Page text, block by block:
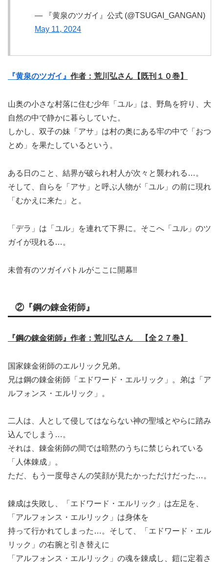
— 『黄泉のツガイ』公式 (@TSUGAI_GANGAN)
May 11, 2024
『黄泉のツガイ』 作者：荒川弘さん【既刊１０巻】
山奥の小さな村落に住む少年「ユル」は、野鳥を狩り、大
自然の中で静かに暮らしていた。
しかし、双子の妹「アサ」は村の奥にある牢の中で「おつ
とめ」を果たしているという。
ある日のこと、結界が破られ村人が次々と襲われる…。
そして、自らを「アサ」と呼ぶ人物が「ユル」の前に現れ
「むかえに来た」と。
「デラ」は「ユル」を連れて下界に。そこへ「ユル」のツ
ガイが現れる…。
未曾有のツガイバトルがここに開幕!!
②『鋼の錬金術師』
『鋼の錬金術師』作者：荒川弘さん 【全２７巻】
国家錬金術師のエルリック兄弟。
兄は鋼の錬金術師「エドワード・エルリック」。弟は「ア
ルフォンス・エルリック」。
二人は、人として侵してはならない神の聖域とやらに踏み
込んでしまう…。
それは、錬金術師の間では暗黙のうちに禁じられている
「人体錬成」。
ただ、もう一度母さんの笑顔が見たかっただけだった…。
錬成は失敗し、「エドワード・エルリック」は左足を、
「アルフォンス・エルリック」は身体を
持って行かれてしまった…。そして、「エドワード・エル
リック」の右腕と引き替えに
「アルフォンス・エルリック」の魂を錬成し、鎧に定着さ